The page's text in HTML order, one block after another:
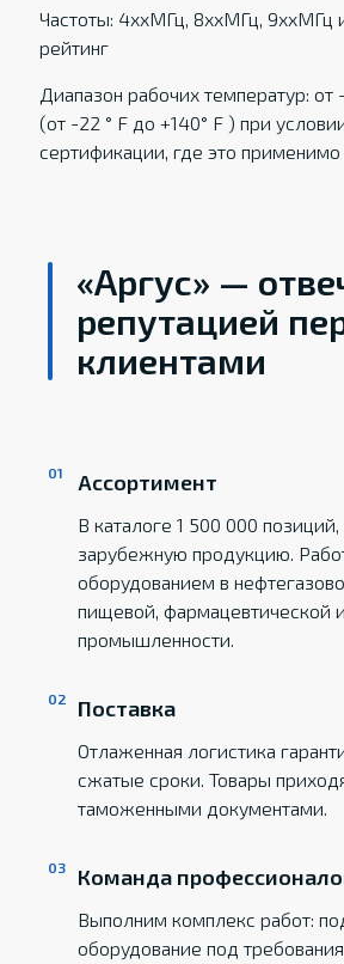
Частоты: 4xxМГц, 8xxМГц, 9xxМГц
рейтинг
Диапазон рабочих температур:
(от -22 ° F до +140° F ) при
сертификации, где это применимо
«Аргус» —
репутацией
клиентами
Ассортимент
В каталоге 1 500 000
зарубежную продукцию.
оборудованием в
пищевой, фармацевтической
промышленности.
Поставка
Отлаженная логистика
сжатые сроки. Товары
таможенными документами.
Команда
Выполним комплекс работ:
оборудование под